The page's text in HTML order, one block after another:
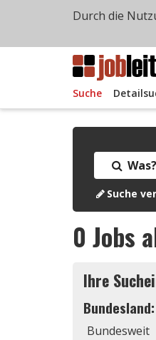
Suche
Was?
Suche
0 Jobs
Ihre
Bundesland:
Bundesweit
Durch die